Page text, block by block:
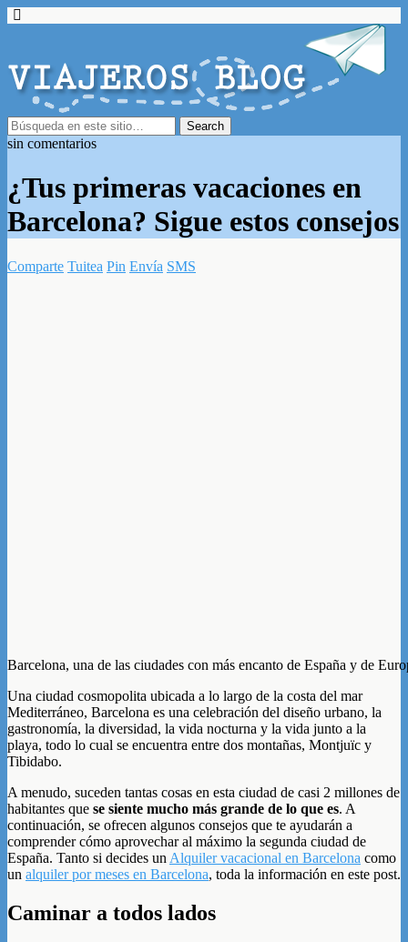
sin comentarios
¿Tus primeras vacaciones en
Barcelona? Sigue estos consejos
Comparte Tuitea Pin Envía SMS
Barcelona, una de las ciudades con más encanto de España y de
Una ciudad cosmopolita ubicada a lo largo de la costa del mar
Mediterráneo, Barcelona es una celebración del diseño urbano, la
gastronomía, la diversidad, la vida nocturna y la vida junto a la
playa, todo lo cual se encuentra entre dos montañas, Montjuïc y
Tibidabo.
A menudo, suceden tantas cosas en esta ciudad de casi 2 millones de
habitantes que se siente mucho más grande de lo que es. A
continuación, se ofrecen algunos consejos que te ayudarán a
comprender cómo aprovechar al máximo la segunda ciudad de
España. Tanto si decides un Alquiler vacacional en Barcelona como
un alquiler por meses en Barcelona, toda la información en este post.
Caminar a todos lados